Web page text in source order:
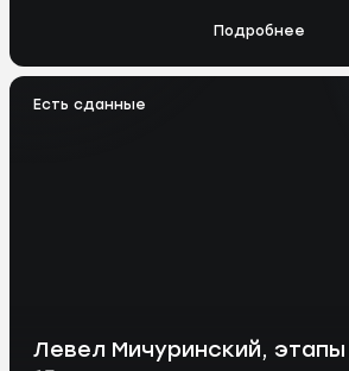
Подробнее
Есть сданные
Левел Мичуринский, этапы